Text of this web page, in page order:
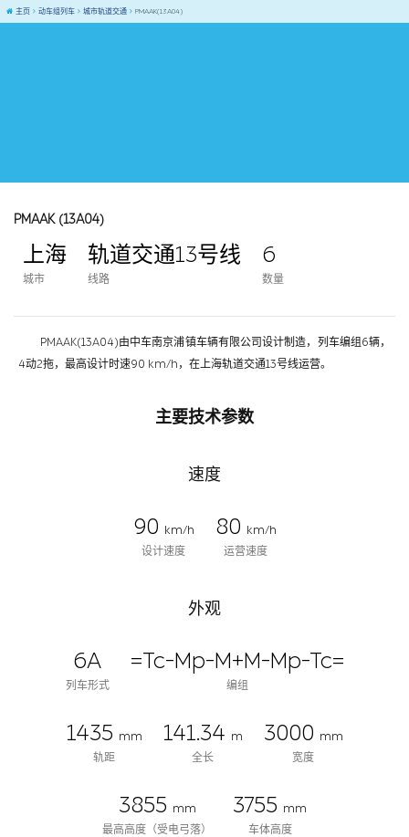
主页 动车组列车 城市轨道交通 PMAAK(13A04)
PMAAK (13A04)
上海
城市
轨道交通13号线
线路
6
数量
PMAAK(13A04)由中车南京浦镇车辆有限公司设计制造，列车编组6辆，
4动2拖，最高设计时速90 km/h，在上海轨道交通13号线运营。
主要技术参数
速度
90
km/h
设计速度
80
km/h
运营速度
外观
6A
列车形式
=Tc-Mp-M+M-Mp-Tc=
编组
1435 mm
轨距
141.34 m
全长
3000 mm
宽度
3855 mm
最高高度（受电弓落）
3755 mm
车体高度